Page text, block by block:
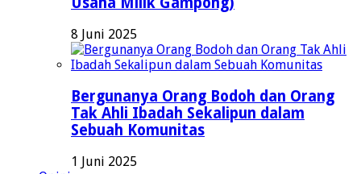
8 Juni 2025
Bergunanya Orang Bodoh dan Orang
Tak Ahli Ibadah Sekalipun dalam
Sebuah Komunitas
1 Juni 2025